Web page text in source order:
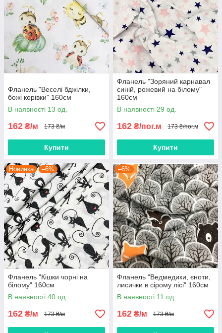
Фланель "Веселі бджілки,
божі корівки" 160см
В наявності 13 од.
162 ₴/м 173 ₴/м
Купити
Фланель "Зоряний карнавал
синій, рожевий на білому"
160см
В наявності 29 од.
162 ₴/пог.м 173 ₴/пог.м
Купити
Новинка –6%
Фланель "Кішки чорні на
білому" 160см
В наявності 40 од.
162 ₴/м 173 ₴/м
–6%
Фланель "Ведмедики, єноти,
лисички в сірому лісі" 160см
В наявності 11 од.
162 ₴/м 173 ₴/м